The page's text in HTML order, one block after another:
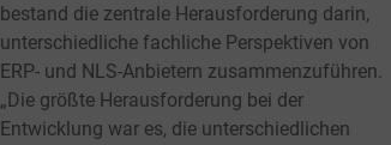
bestand die zentrale Herausforderung darin,
unterschiedliche fachliche Perspektiven von
ERP- und NLS-Anbietern zusammenzuführen.
„Die größte Herausforderung bei der
Entwicklung war es, die unterschiedlichen